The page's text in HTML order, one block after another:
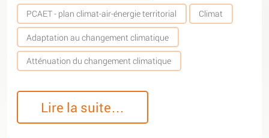
PCAET - plan climat-air-énergie territorial Climat
Adaptation au changement climatique
Atténuation du changement climatique
Lire la suite…